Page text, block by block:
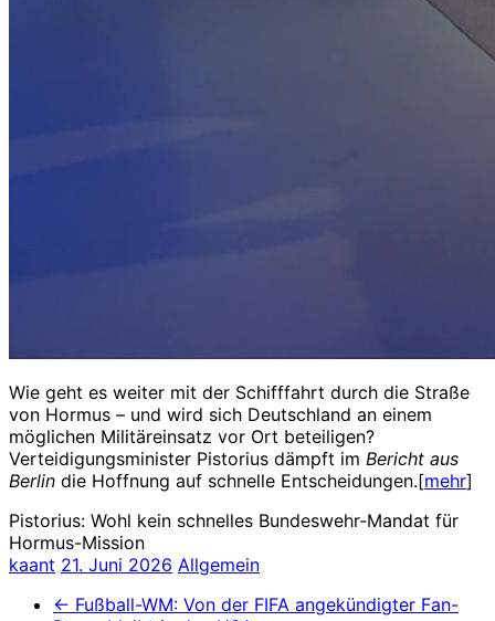
Wie geht es weiter mit der Schifffahrt durch die Straße
von Hormus – und wird sich Deutschland an einem
möglichen Militäreinsatz vor Ort beteiligen?
Verteidigungsminister Pistorius dämpft im Bericht aus
Berlin die Hoffnung auf schnelle Entscheidungen.[mehr]
Pistorius: Wohl kein schnelles Bundeswehr-Mandat für
Hormus-Mission
kaant 21. Juni 2026 Allgemein
← Fußball-WM: Von der FIFA angekündigter Fan-